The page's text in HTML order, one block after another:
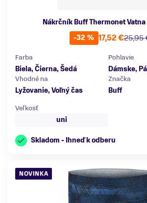
Nákrčník Buff Thermonet
-32 %
25,95
17,52 €
Farba
Biela, Čierna, Šedá
Pohlavie
Dámske,
Vhodné na
Lyžovanie, Voľný čas
Značka
Buff
Veľkosť
uni
Skladom - Ihneď k odberu
NOVINKA